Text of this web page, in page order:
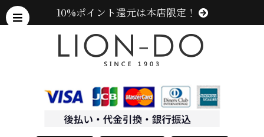
10%ポイント還元は本店限定！